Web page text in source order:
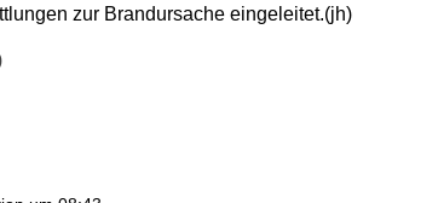
zur Brandursache eingeleitet.(jh)